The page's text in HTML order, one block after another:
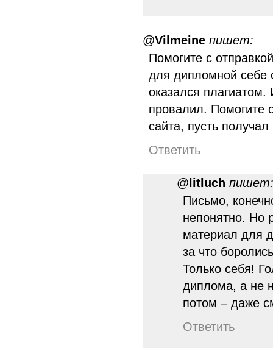
@Vilmeine пишет:
Помогите с
для дипломной себе
оказался
провалил. Помогите
сайта, пусть
Ответить
@ litluch пишет:
Письмо,
непонятно. Но
материал для
за что
Только себя!
диплома, а не
потом – даже
Ответить